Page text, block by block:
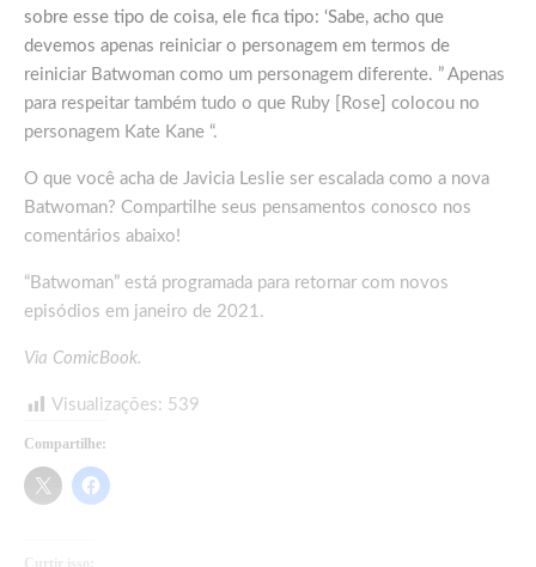
sobre esse tipo de coisa, ele fica tipo: ‘Sabe, acho que
devemos apenas reiniciar o personagem em termos de
reiniciar Batwoman como um personagem diferente. ” Apenas
para respeitar também tudo o que Ruby [Rose] colocou no
personagem Kate Kane “.
O que você acha de Javicia Leslie ser escalada como a nova
Batwoman? Compartilhe seus pensamentos conosco nos
comentários abaixo!
“Batwoman” está programada para retornar com novos
episódios em janeiro de 2021.
Via ComicBook.
Visualizações: 539
Compartilhe: